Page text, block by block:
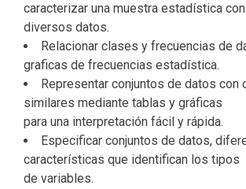
caracterizar una muestra estadística con
diversos datos.
Relacionar clases y frecuencias de
graficas de frecuencias estadística.
Representar conjuntos de datos con
similares mediante tablas y gráficas
para una interpretación fácil y rápida.
Especificar conjuntos de datos,
características que identifican los tipos
de variables.